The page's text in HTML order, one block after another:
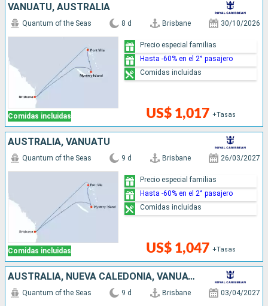
VANUATU, AUSTRALIA
Comidas incluidas
Quantum of the Seas 8 d Brisbane 30/10/2026
US$ 1,017 +Tasas
Precio especial familias
Hasta -60% en el 2° pasajero
Comidas incluidas
AUSTRALIA, VANUATU
Comidas incluidas
Quantum of the Seas 9 d Brisbane 26/03/2027
US$ 1,047 +Tasas
Precio especial familias
Hasta -60% en el 2° pasajero
Comidas incluidas
AUSTRALIA, NUEVA CALEDONIA, VANUATU
Quantum of the Seas 9 d Brisbane 03/04/2027